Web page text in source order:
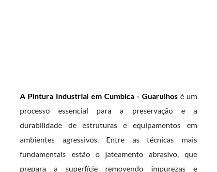
A Pintura Industrial em Cumbica - Guarulhosé um
processo essencial para a preservação e a
durabilidade de estruturas e equipamentos em
ambientes agressivos. Entre as técnicas mais
fundamentais estão o jateamento abrasivo, que
prepara a superfície removendo impurezas e